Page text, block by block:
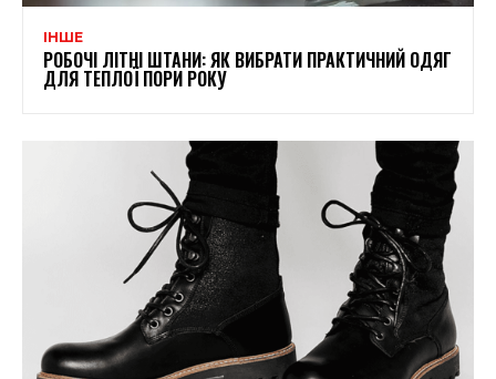
ІНШЕ
РОБОЧІ ЛІТНІ ШТАНИ: ЯК ВИБРАТИ ПРАКТИЧНИЙ ОДЯГ
ДЛЯ ТЕПЛОЇ ПОРИ РОКУ